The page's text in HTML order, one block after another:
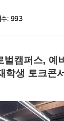
수: 993
벌캠퍼스, 예
학생 토크콘